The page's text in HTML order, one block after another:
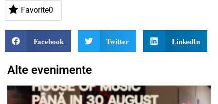
Favorite0
Facebook Twitter LinkedIn
Alte evenimente